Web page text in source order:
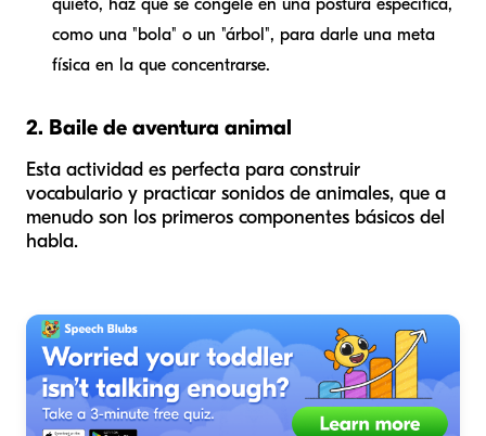
como una "bola" o un "árbol", para darle una meta
física en la que concentrarse.
2. Baile de aventura animal
Esta actividad es perfecta para construir
vocabulario y practicar sonidos de animales, que a
menudo son los primeros componentes básicos del
habla.